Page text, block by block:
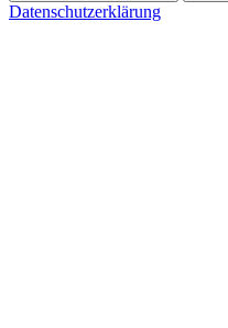
Datenschutzerklärung